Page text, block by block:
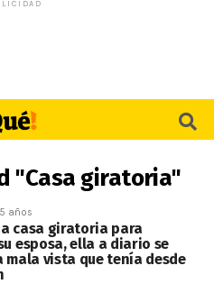
"Casa giratoria"
años
casa giratoria para
esposa, ella a diario se
mala vista que tenía desde